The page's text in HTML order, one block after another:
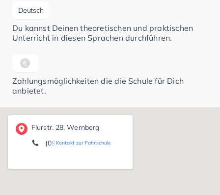
Deutsch
Du kannst Deinen theoretischen und praktischen
Unterricht in diesen Sprachen durchführen.
Zahlungsmöglichkeiten die die Schule für Dich
anbietet.
Flurstr. 28, Wernberg
Kontakt zur Fahrschule
(09604) 7 94